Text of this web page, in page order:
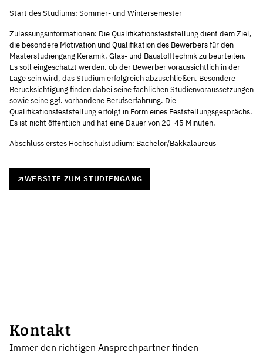
Start des Studiums: Sommer- und Wintersemester
Zulassungsinformationen: Die Qualifikationsfeststellung dient dem Ziel,
die besondere Motivation und Qualifikation des Bewerbers für den
Masterstudiengang Keramik, Glas- und Baustofftechnik zu beurteilen.
Es soll eingeschätzt werden, ob der Bewerber voraussichtlich in der
Lage sein wird, das Studium erfolgreich abzuschließen. Besondere
Berücksichtigung finden dabei seine fachlichen Studienvoraussetzungen
sowie seine ggf. vorhandene Berufserfahrung. Die
Qualifikationsfeststellung erfolgt in Form eines Feststellungsgesprächs.
Es ist nicht öffentlich und hat eine Dauer von 20  45 Minuten.
Abschluss erstes Hochschulstudium: Bachelor/Bakkalaureus
WEBSITE ZUM STUDIENGANG
Kontakt
Immer den richtigen Ansprechpartner finden